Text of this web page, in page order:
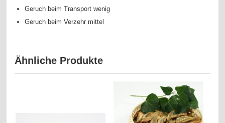
Geruch beim Transport wenig
Geruch beim Verzehr mittel
Ähnliche Produkte